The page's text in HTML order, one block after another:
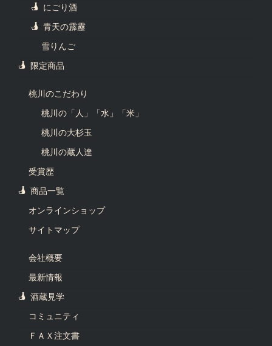
にごり酒
青天の霹靂
雪りんご
限定商品
桃川のこだわり
桃川の「人」「水」「米」
桃川の大杉玉
桃川の蔵人達
受賞歴
商品一覧
オンラインショップ
サイトマップ
会社概要
最新情報
酒蔵見学
コミュニティ
ＦＡＸ注文書